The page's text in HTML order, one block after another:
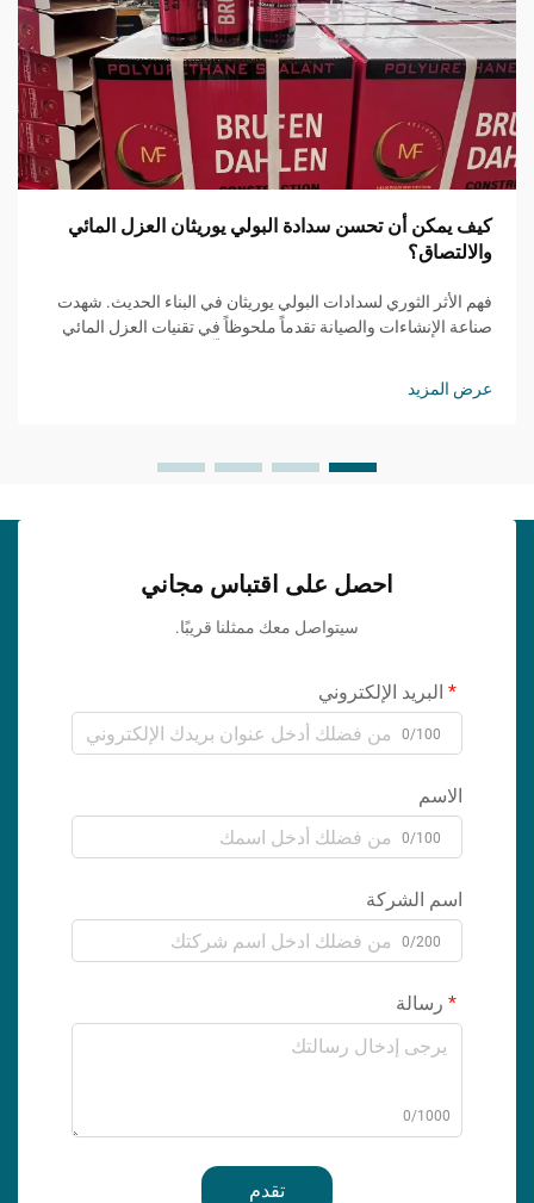
كيف يمكن أن تحسن سدادة البولي يوريثان العزل المائي
والالتصاق؟
فهم الأثر الثوري لسدادات البولي يوريثان في البناء الحديث. شهدت
صناعة الإنشاءات والصيانة تقدماً ملحوظاً في تقنيات العزل المائي
عرض المزيد
احصل على اقتباس مجاني
سيتواصل معك ممثلنا قريبًا.
البريد الإلكتروني
0/100
الاسم
0/100
اسم الشركة
0/200
رسالة
0/1000
تقدم